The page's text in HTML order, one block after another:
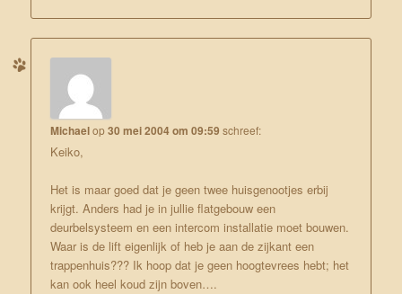
Michaelop30 mei 2004 om 09:59 schreef:
Keiko,
Het is maar goed dat je geen twee huisgenootjes erbij
krijgt. Anders had je in jullie flatgebouw een
deurbelsysteem en een intercom installatie moet bouwen.
Waar is de lift eigenlijk of heb je aan de zijkant een
trappenhuis??? Ik hoop dat je geen hoogtevrees hebt; het
kan ook heel koud zijn boven….